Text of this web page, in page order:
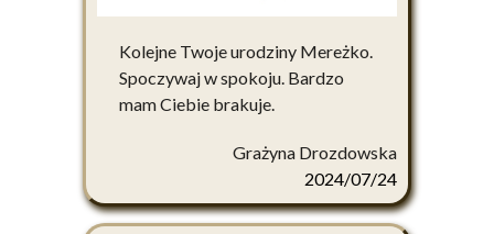
Kolejne Twoje urodziny Mereżko.
Spoczywaj w spokoju. Bardzo
mam Ciebie brakuje.
Grażyna Drozdowska
2024/07/24